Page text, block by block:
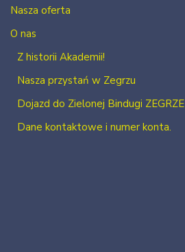
Nasza oferta
O nas
Z historii Akademii!
Nasza przystań w Zegrzu
Dojazd do Zielonej Bindugi ZEGRZE
Dane kontaktowe i numer konta.